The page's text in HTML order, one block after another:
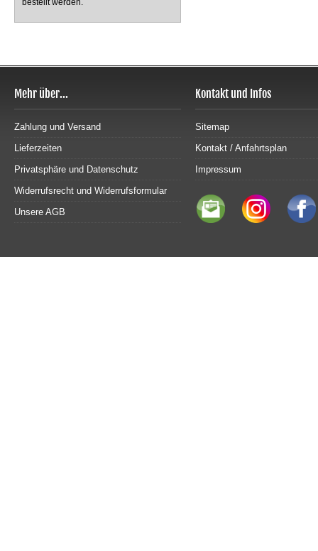
bestellt werden.
Mehr über...
Zahlung und Versand
Lieferzeiten
Privatsphäre und Datenschutz
Widerrufsrecht und Widerrufsformular
Unsere AGB
Kontakt und Infos
Sitemap
Kontakt / Anfahrtsplan
Impressum